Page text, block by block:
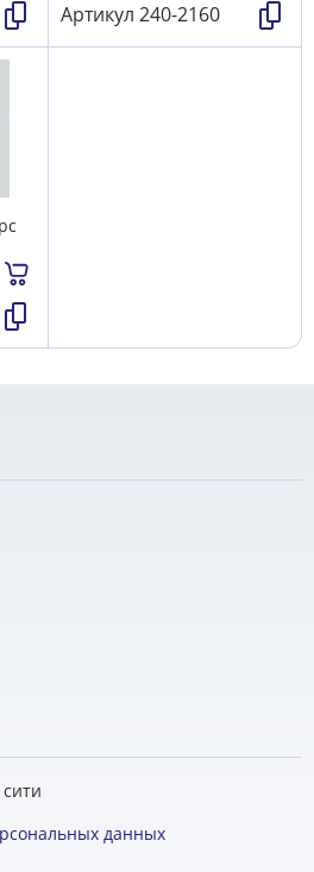
Артикул 240-2160
данных